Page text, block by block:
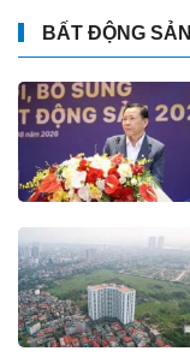
BẤT ĐỘNG SẢN